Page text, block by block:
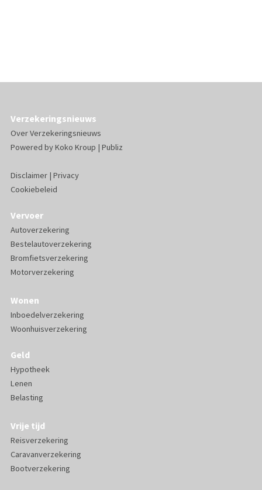
Verzekeringsnieuws
Over Verzekeringsnieuws
Powered byKoko Kroup | Publiz
Disclaimer| Privacy
Cookiebeleid
Vervoer
Autoverzekering
Bestelautoverzekering
Bromfietsverzekering
Motorverzekering
Wonen
Inboedelverzekering
Woonhuisverzekering
Geld
Hypotheek
Lenen
Belasting
Vrije tijd
Reisverzekering
Caravanverzekering
Bootverzekering